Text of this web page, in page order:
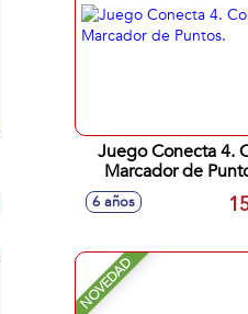
Juego Conecta 4.
Marcador de
6 años
NOVEDAD